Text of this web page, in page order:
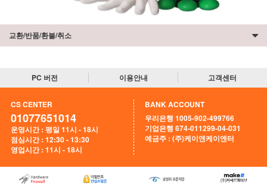
교환/반품/환불/취소
PC 버전 이용안내 고객센터
CS CENTER
01077651014
운영시간 : 평일 11시 - 18시
점심시간 : 12:30 - 13:30
영업시간 : 11시 - 18시
BANK ACCOUNT
우리은행 1005-902-499766
기업은행 674-011299-04-031
예금주 : (주)케이앤케이엔터